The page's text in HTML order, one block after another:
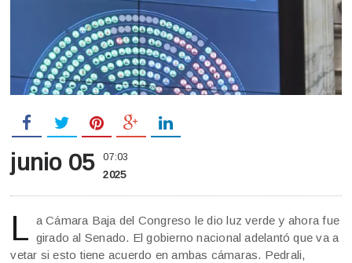
junio 05 07:03
2025
L a Cámara Baja del Congreso le dio luz verde y ahora fue
girado al Senado. El gobierno nacional adelantó que va a
vetar si esto tiene acuerdo en ambas cámaras. Pedrali,